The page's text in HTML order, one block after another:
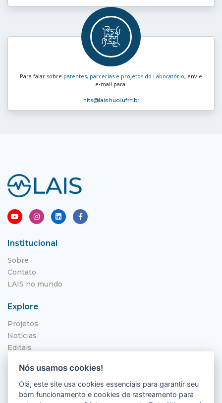
Para falar sobre patentes, parcerias e projetos do Laboratório, envie
e‑mail para:
nits@lais.huol.ufrn.br
Institucional
Sobre
Contato
LAIS no mundo
Explore
Projetos
Notícias
Editais
Localização
Hospital Universitário Onofre Lopes - HUOL
Nós usamos cookies!
Olá, este site usa cookies essenciais para garantir seu
bom funcionamento e cookies de rastreamento para